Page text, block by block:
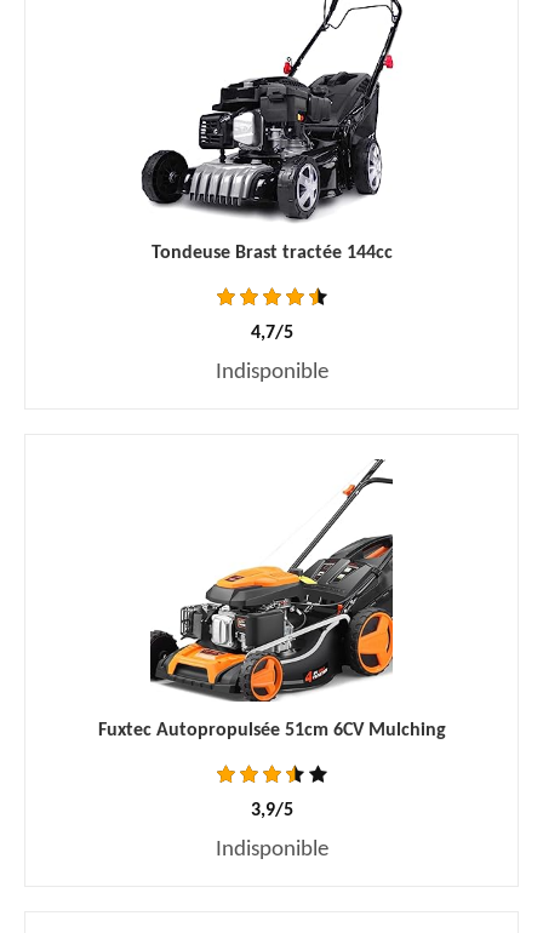
Tondeuse Brast tractée 144cc
4,7/5
Indisponible
Fuxtec Autopropulsée 51cm 6CV Mulching
3,9/5
Indisponible